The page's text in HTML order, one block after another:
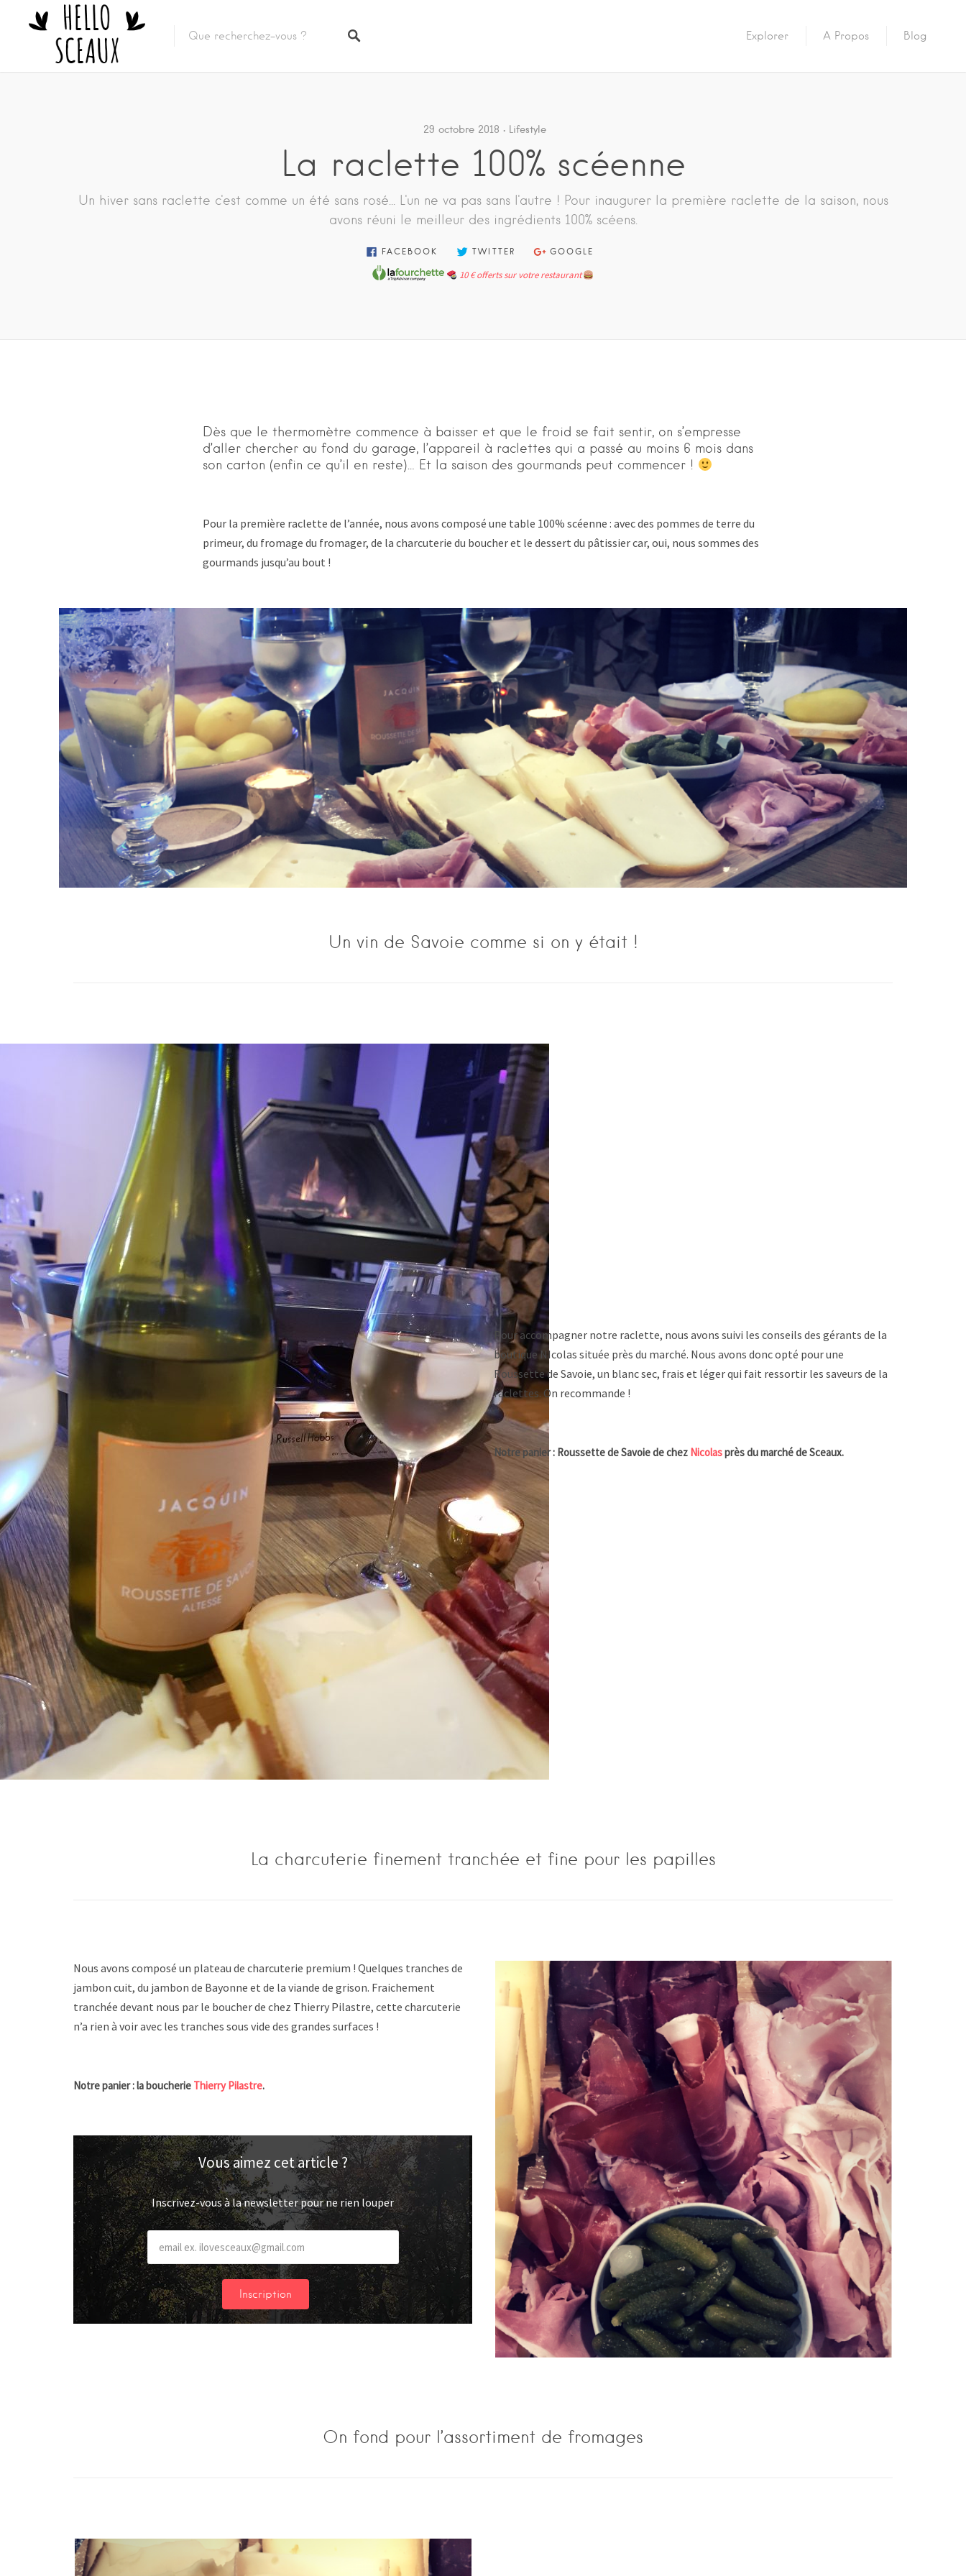
Explorer A Propos Blog
29 octobre 2018 Lifestyle
La raclette 100% scéenne
Un hiver sans raclette c'est comme un été sans rosé... L'un ne va pas sans l'autre ! Pour inaugurer la première raclette de la saison, nous
avons réuni le meilleur des ingrédients 100% scéens.
FACEBOOK TWITTER GOOGLE
10 € offerts sur votre restaurant
Dès que le thermomètre commence à baisser et que le froid se fait sentir, on s’empresse
d’aller chercher au fond du garage, l’appareil à raclettes qui a passé au moins 6 mois dans
son carton (enfin ce qu’il en reste)… Et la saison des gourmands peut commencer !
Pour la première raclette de l’année, nous avons composé une table 100% scéenne : avec des pommes de terre du
primeur, du fromage du fromager, de la charcuterie du boucher et le dessert du pâtissier car, oui, nous sommes des
gourmands jusqu’au bout !
Un vin de Savoie comme si on y était !
Pour accompagner notre raclette, nous avons suivi les conseils des gérants de la
boutique NIcolas située près du marché. Nous avons donc opté pour une
Roussette de Savoie, un blanc sec, frais et léger qui fait ressortir les saveurs de la
raclettes. On recommande !
Notre panier : Roussette de Savoie de chez Nicolasprès du marché de Sceaux.
La charcuterie finement tranchée et fine pour les papilles
Nous avons composé un plateau de charcuterie premium ! Quelques tranches de
jambon cuit, du jambon de Bayonne et de la viande de grison. Fraichement
tranchée devant nous par le boucher de chez Thierry Pilastre, cette charcuterie
n’a rien à voir avec les tranches sous vide des grandes surfaces !
Notre panier : la boucherie Thierry Pilastre.
Vous aimez cet article ?
Inscrivez-vous à la newsletter pour ne rien louper
On fond pour l’assortiment de fromages